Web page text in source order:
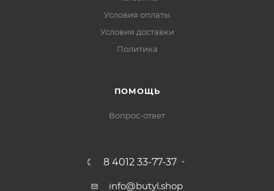
Условия оплаты
Условия доставки
Политика
ПОМОЩЬ
Вопрос-ответ
8 4012 33-77-37
info@butyl.shop